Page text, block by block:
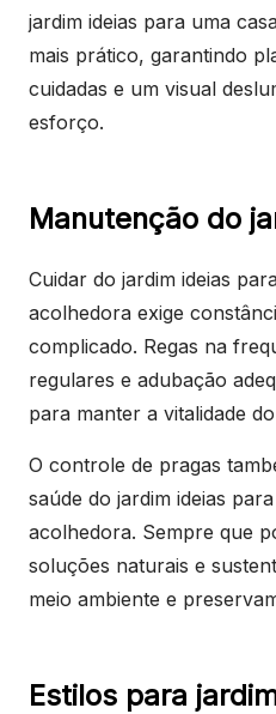
jardim ideias para uma
mais prático, garantindo
cuidadas e um visual
esforço.
Manutenção do
Cuidar do jardim ideias
acolhedora exige
complicado. Regas na
regulares e adubação
para manter a vitalidade
O controle de pragas
saúde do jardim ideias
acolhedora. Sempre que
soluções naturais e
meio ambiente e
Estilos para